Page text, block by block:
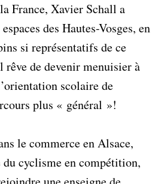
France, Xavier Schall a
des Hautes-Vosges, en
si représentatifs de ce
de devenir menuisier à
scolaire de
plus « général »!
le commerce en Alsace,
du cyclisme en compétition,